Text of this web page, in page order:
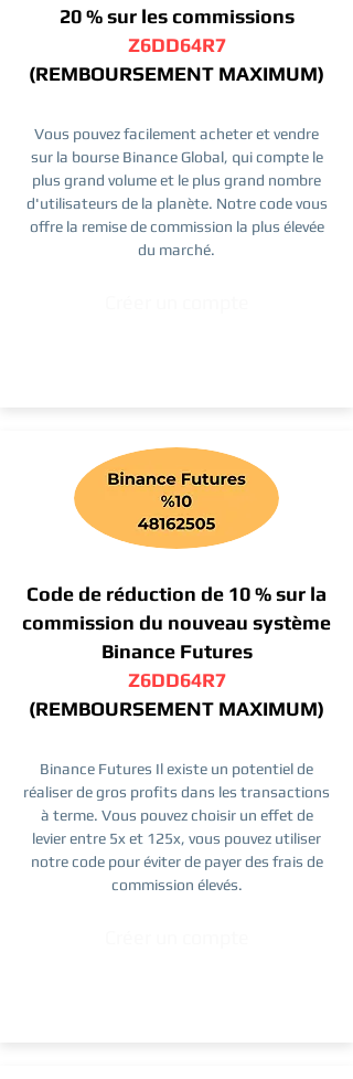
20 % sur les commissions
Z6DD64R7
(REMBOURSEMENT MAXIMUM)
Vous pouvez facilement acheter et vendre
sur la bourse Binance Global, qui compte le
plus grand volume et le plus grand nombre
d'utilisateurs de la planète. Notre code vous
offre la remise de commission la plus élevée
du marché.
Code de réduction de 10 % sur la
commission du nouveau système
Binance Futures
Z6DD64R7
(REMBOURSEMENT MAXIMUM)
Binance Futures Il existe un potentiel de
réaliser de gros profits dans les transactions
à terme. Vous pouvez choisir un effet de
levier entre 5x et 125x, vous pouvez utiliser
notre code pour éviter de payer des frais de
commission élevés.